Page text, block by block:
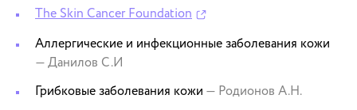
The Skin Cancer Foundation
Аллергические и инфекционные заболевания кожи
— Данилов С.И
Грибковые заболевания кожи — Родионов А.Н.